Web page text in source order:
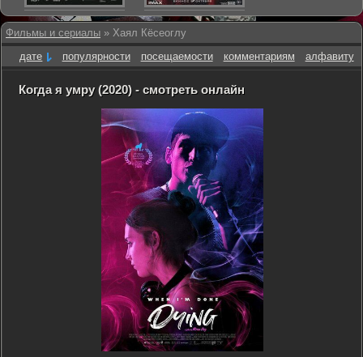
Фильмы и сериалы » Хаял Кёсеоглу
дате
популярности посещаемости комментариям алфавиту
Когда я умру (2020) - смотреть онлайн